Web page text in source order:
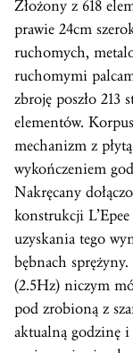
Złożony z 618
prawie 24cm
ruchomych,
ruchomymi
zbroję poszło 213
elementów.
mechanizm z
wykończeniem
Nakręcany
konstrukcji
uzyskania tego
bębnach
(2.5Hz) niczym
pod zrobioną z
aktualną godzinę